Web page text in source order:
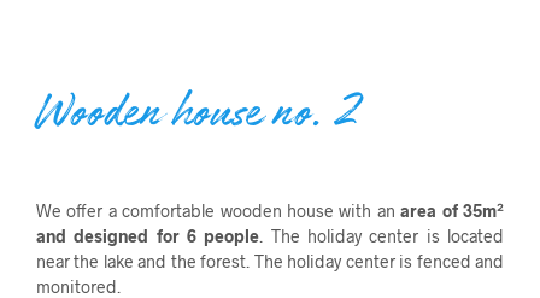
Wooden house no. 2
We offer a comfortable wooden house with anarea of ​​35m²
and designed for 6 people . The holiday center is located
near the lake and the forest. The holiday center is fenced and
monitored.